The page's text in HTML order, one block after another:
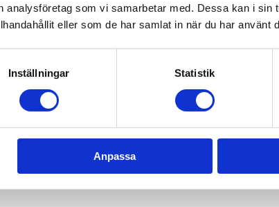
analysföretag som vi samarbetar med. Dessa kan i sin
eller som de har samlat in när du har använt
Inställningar Statistik
Anpassa
i
på uppdragets
om bemanning eller
dolda avgifter.